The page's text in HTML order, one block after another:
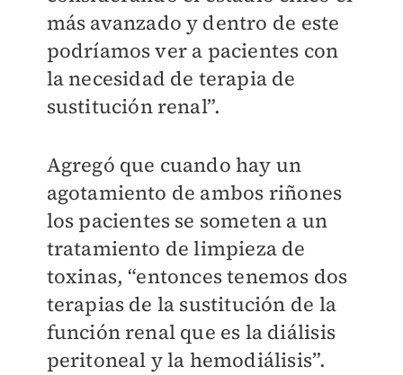
más avanzado y dentro de este
podríamos ver a pacientes con
la necesidad de terapia de
sustitución renal”.
Agregó que cuando hay un
agotamiento de ambos riñones
los pacientes se someten a un
tratamiento de limpieza de
toxinas, “entonces tenemos dos
terapias de la sustitución de la
función renal que es la diálisis
peritoneal y la hemodiálisis”.